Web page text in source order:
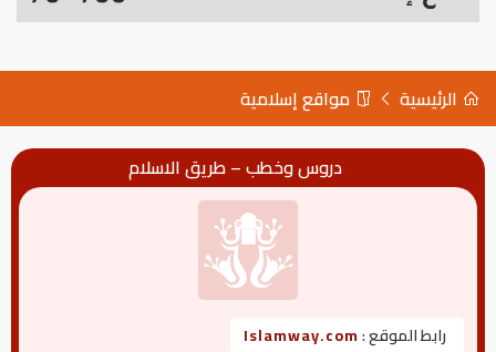
الرئيسية مواقع إسلامية
دروس وخطب – طريق الاسلام
رابط الموقع :Islamway.com